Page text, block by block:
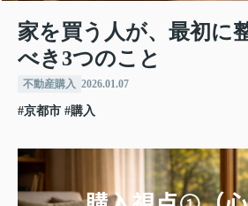
家を買う人が、最初に
べき3つのこと
不動産購入 2026.01.07
#京都市 #購入